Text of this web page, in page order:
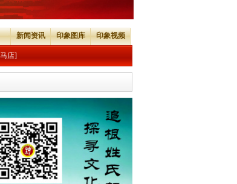
新闻资讯 印象图库 印象视频
店]